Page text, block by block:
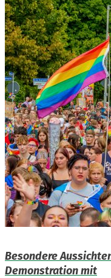
Besondere
Demonstration mit